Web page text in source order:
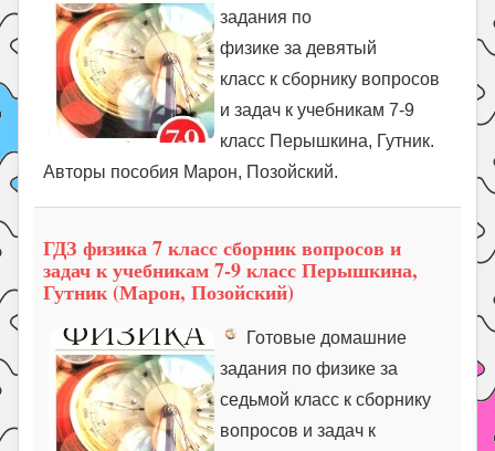
задания по
физике за девятый
класс к сборнику вопросов
и задач к учебникам 7-9
класс Перышкина, Гутник.
Авторы пособия Марон, Позойский.
ГДЗ физика 7 класс сборник вопросов и
задач к учебникам 7-9 класс Перышкина,
Гутник (Марон, Позойский)
Готовые домашние
задания по физике за
седьмой класс к сборнику
вопросов и задач к